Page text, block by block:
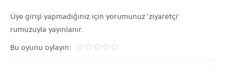
Üye girişi yapmadığınız için yorumunuz 'ziyaretçi'
rumuzuyla yayınlanır.
Bu oyunu oylayın: